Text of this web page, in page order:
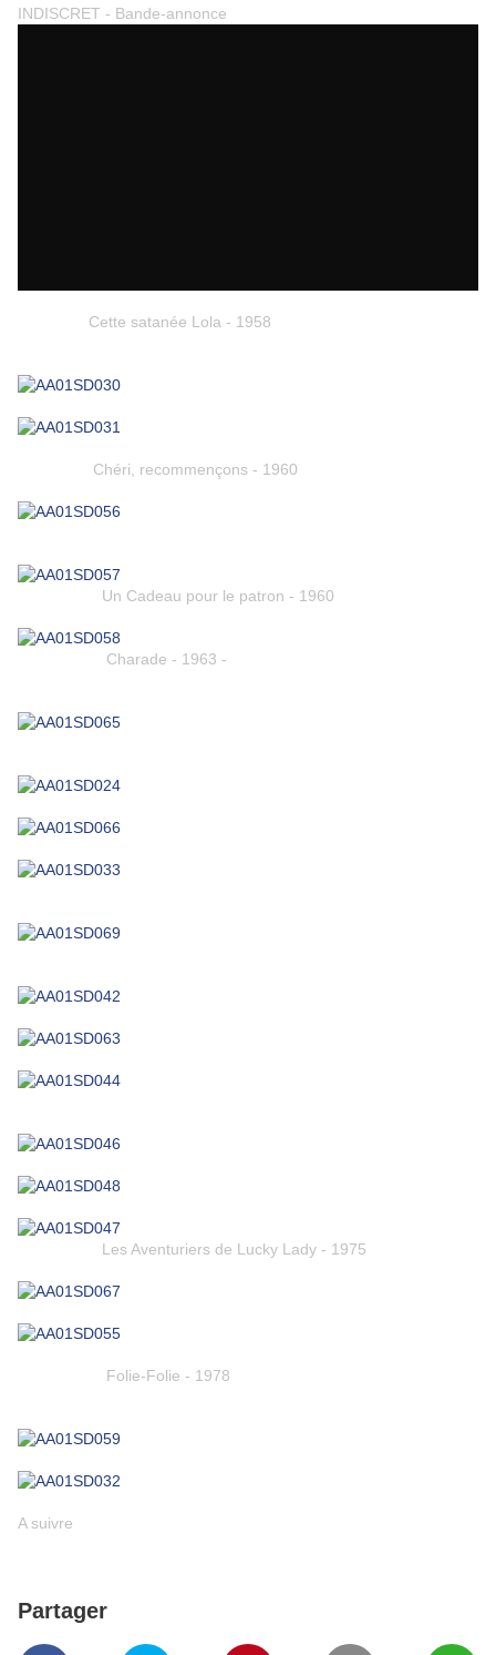
INDISCRET - Bande-annonce
Cette satanée Lola - 1958
Chéri, recommençons - 1960
Un Cadeau pour le patron - 1960
Charade - 1963 -
Les Aventuriers de Lucky Lady - 1975
Folie-Folie - 1978
A suivre
Partager